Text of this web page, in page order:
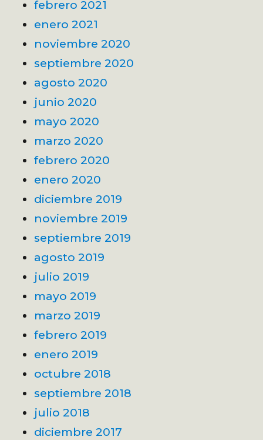
febrero 2021
enero 2021
noviembre 2020
septiembre 2020
agosto 2020
junio 2020
mayo 2020
marzo 2020
febrero 2020
enero 2020
diciembre 2019
noviembre 2019
septiembre 2019
agosto 2019
julio 2019
mayo 2019
marzo 2019
febrero 2019
enero 2019
octubre 2018
septiembre 2018
julio 2018
diciembre 2017